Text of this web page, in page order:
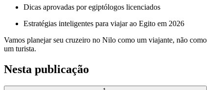
Dicas aprovadas por egiptólogos licenciados
Estratégias inteligentes para viajar ao Egito em 2026
Vamos planejar seu cruzeiro no Nilo como um viajante, não como
um turista.
Nesta publicação